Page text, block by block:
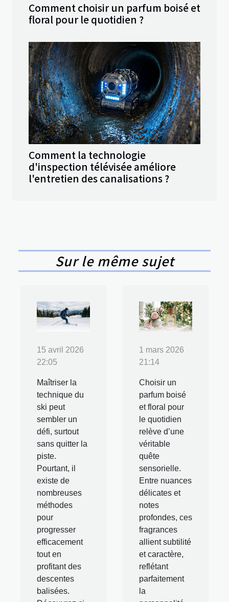
Comment choisir un parfum boisé et
floral pour le quotidien ?
Comment la technologie
d'inspection télévisée améliore
l'entretien des canalisations ?
Sur le même sujet
15 avril 2026
22:05
Maîtriser la
technique du
ski peut
sembler un
défi, surtout
sans quitter la
piste.
Pourtant, il
existe de
nombreuses
méthodes
pour
progresser
efficacement
tout en
profitant des
descentes
balisées.
1 mars 2026
21:14
Choisir un
parfum boisé
et floral pour
le quotidien
relève d’une
véritable
quête
sensorielle.
Entre nuances
délicates et
notes
profondes, ces
fragrances
allient subtilité
et caractère,
reflétant
parfaitement
la